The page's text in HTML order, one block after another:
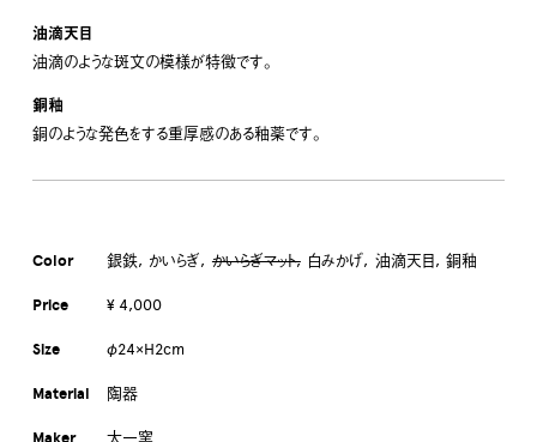
油滴天目
油滴のような斑文の模様が特徴です。
銅釉
銅のような発色をする重厚感のある釉薬です。
Color 銀鉄 かいらぎ かいらぎマット 白みかげ 油滴天目 銅釉
Price ¥ 4,000
Size φ24×H2cm
Material 陶器
Maker 太一窯